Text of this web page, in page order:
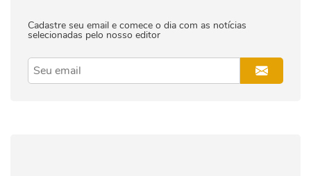
Cadastre seu email e comece o dia com as notícias
selecionadas pelo nosso editor